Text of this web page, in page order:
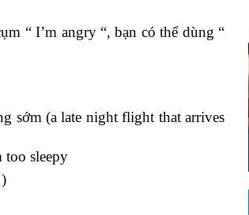
“ I’m angry “, bạn có thể dùng “
sớm (a late night flight that arrives
too sleepy